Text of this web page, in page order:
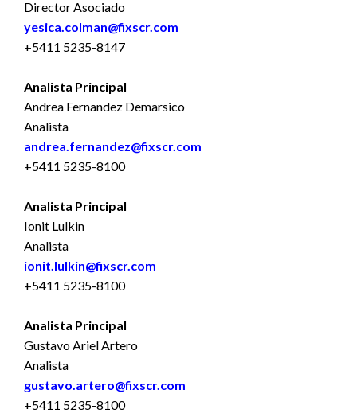
Director Asociado
yesica.colman@fixscr.com
+5411 5235-8147
Analista Principal
Andrea Fernandez Demarsico
Analista
andrea.fernandez@fixscr.com
+5411 5235-8100
Analista Principal
Ionit Lulkin
Analista
ionit.lulkin@fixscr.com
+5411 5235-8100
Analista Principal
Gustavo Ariel Artero
Analista
gustavo.artero@fixscr.com
+5411 5235-8100